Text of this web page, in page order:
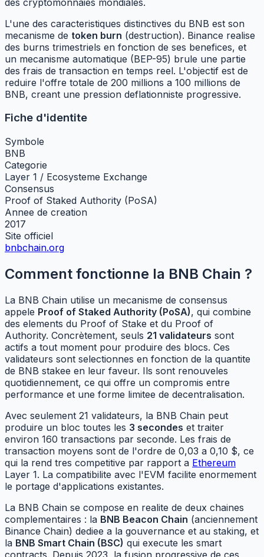
L'une des caracteristiques distinctives du BNB est son
mecanisme de token burn (destruction). Binance realise
des burns trimestriels en fonction de ses benefices, et
un mecanisme automatique (BEP-95) brule une partie
des frais de transaction en temps reel. L'objectif est de
reduire l'offre totale de 200 millions a 100 millions de
BNB, creant une pression deflationniste progressive.
Fiche d'identite
Symbole
BNB
Categorie
Layer 1 / Ecosysteme Exchange
Consensus
Proof of Staked Authority (PoSA)
Annee de creation
2017
Site officiel
bnbchain.org
Comment fonctionne la BNB Chain ?
La BNB Chain utilise un mecanisme de consensus
appele Proof of Staked Authority (PoSA), qui combine
des elements du Proof of Stake et du Proof of
Authority. Concrètement, seuls 21 validateurs sont
actifs a tout moment pour produire des blocs. Ces
validateurs sont selectionnes en fonction de la quantite
de BNB stakee en leur faveur. Ils sont renouveles
quotidiennement, ce qui offre un compromis entre
performance et une forme limitee de decentralisation.
Avec seulement 21 validateurs, la BNB Chain peut
produire un bloc toutes les 3 secondes et traiter
environ 160 transactions par seconde. Les frais de
transaction moyens sont de l'ordre de 0,03 a 0,10 $, ce
qui la rend tres competitive par rapport a Ethereum
Layer 1. La compatibilite avec l'EVM facilite enormement
le portage d'applications existantes.
La BNB Chain se compose en realite de deux chaines
complementaires : la BNB Beacon Chain (anciennement
Binance Chain) dediee a la gouvernance et au staking, et
la BNB Smart Chain (BSC) qui execute les smart
contracts. Depuis 2023, la fusion progressive de ces